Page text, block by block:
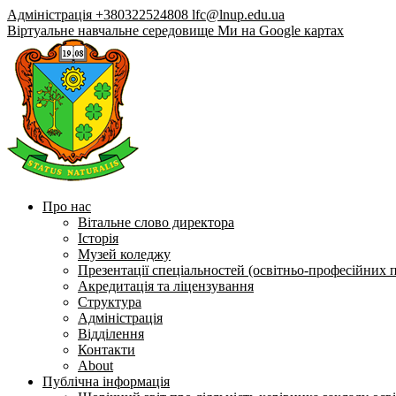
Адміністрація +380322524808 lfc@lnup.edu.ua
Віртуальне навчальне середовище Ми на Google картах
Про нас
Вітальне слово директора
Історія
Музей коледжу
Презентації спеціальностей (освітньо-професійних
Акредитація та ліцензування
Структура
Адміністрація
Відділення
Контакти
About
Публічна інформація